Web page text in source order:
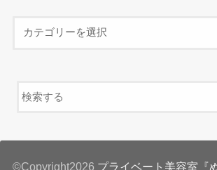
©Copyright2026 プライベート美容室『